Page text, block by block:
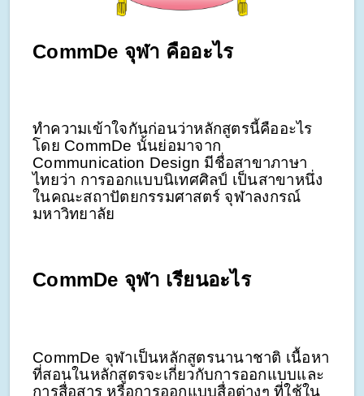
CommDe จุฬา คืออะไร
ทำความเข้าใจกันก่อนว่าหลักสูตรนี้คืออะไร
โดย CommDe นั้นย่อมาจาก
Communication Design มีชื่อสาขาภาษา
ไทยว่า การออกแบบนิเทศศิลป์ เป็นสาขาหนึ่ง
ในคณะสถาปัตยกรรมศาสตร์ จุฬาลงกรณ์
มหาวิทยาลัย
CommDe จุฬา เรียนอะไร
CommDe จุฬาเป็นหลักสูตรนานาชาติ เนื้อหา
ที่สอนในหลักสูตรจะเกี่ยวกับการออกแบบและ
การสื่อสาร หรือการออกแบบสื่อต่างๆ ที่ใช้ใน